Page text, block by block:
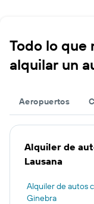
Todo lo que
alquilar un
Aeropuertos
Alquiler de
Lausana
Alquiler de autos
Ginebra